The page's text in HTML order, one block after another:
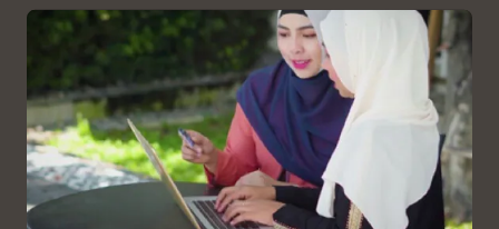
un déploiement rapide et
réduit le besoin de
compétences
informatiques spécialisées
Les récupérations
automatisées réduisent les
tâches informatiques
manuelles jusqu’à 75 %
La surveillance en temps
réel et le reporting
automatisé simplifient la
conformité en fournissant
le dernier état de
récupérabilité pour toutes
les bases de données
Oracle protégées